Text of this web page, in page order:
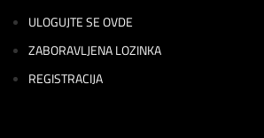
ULOGUJTE SE OVDE
ZABORAVLJENA LOZINKA
REGISTRACIJA